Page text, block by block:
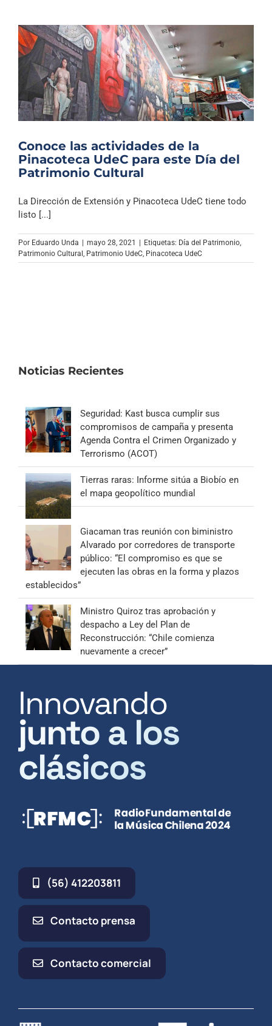
Conoce las actividades de la
Pinacoteca UdeC para este Día del
Patrimonio Cultural
La Dirección de Extensión y Pinacoteca UdeC tiene todo
listo [...]
Por Eduardo Unda mayo 28, 2021 Etiquetas: Día del Patrimonio,
Patrimonio Cultural , Patrimonio UdeC, Pinacoteca UdeC
Noticias Recientes
Seguridad: Kast busca cumplir sus
compromisos de campaña y presenta
Agenda Contra el Crimen Organizado y
Terrorismo (ACOT)
Tierras raras: Informe sitúa a Biobío en
el mapa geopolítico mundial
Giacaman tras reunión con biministro
Alvarado por corredores de transporte
público: “El compromiso es que se
ejecuten las obras en la forma y plazos
establecidos”
Ministro Quiroz tras aprobación y
despacho a Ley del Plan de
Reconstrucción: “Chile comienza
nuevamente a crecer”
Innovando
junto a los
clásicos
(56) 412203811
Contacto prensa
Contacto comercial